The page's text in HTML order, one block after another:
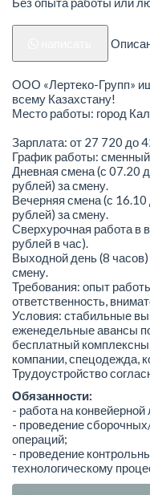
ООО «Лертеко-Групп»
всему Казахстану!
Место работы: город
Зарплата: от 27 720 до
График работы:
Дневная смена (с 07.20
рублей) за смену.
Вечерняя смена (с
рублей) за смену.
Сверхурочная работа в
рублей в час).
Выходной день (8
смену.
Требования: опыт
ответственность,
Условия: стабильные
еженедельные авансы
бесплатный
компании, спецодежда,
Трудоустройство
Обязанности:
- работа на конвейерной
- проведение
операций;
- проведение
технологическому